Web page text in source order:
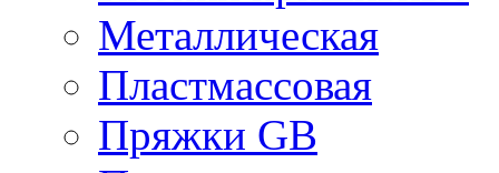
Металлическая
Пластмассовая
Пряжки GB